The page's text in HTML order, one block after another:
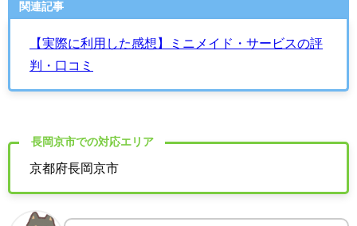
関連記事
【実際に利用した感想】ミニメイド・サービスの評
判・口コミ
長岡京市での対応エリア
京都府長岡京市